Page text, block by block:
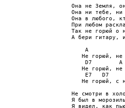
Она не Земля,
Она ни тебе,
Она в любого,
При любом
Так не горюй о
А бери
    A
Не горюй, не
D7
Не горюй, не
E7   D7
Не горюй, с
Не смотри в
Я был в
Я видел, как